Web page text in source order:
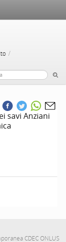
/
savi Anziani
CDEC ONLUS